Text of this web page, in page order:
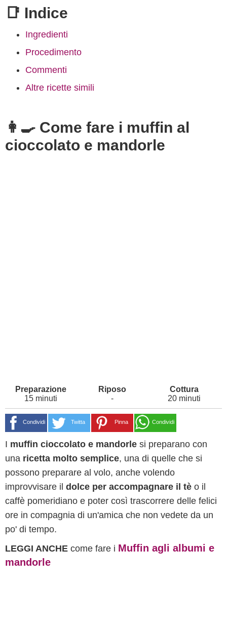
📑 Indice
Ingredienti
Procedimento
Commenti
Altre ricette simili
👩‍🍳 Come fare i muffin al
cioccolato e mandorle
15 minuti - 20 minuti
Condividi Twitta Pinna Condividi
I muffin cioccolato e mandorle si preparano con
una ricetta molto semplice, una di quelle che si
possono preparare al volo, anche volendo
improvvisare il dolce per accompagnare il tè o il
caffè pomeridiano e poter così trascorrere delle felici
ore in compagnia di un'amica che non vedete da un
po' di tempo.
LEGGI ANCHE come fare i Muffin agli albumi e
mandorle